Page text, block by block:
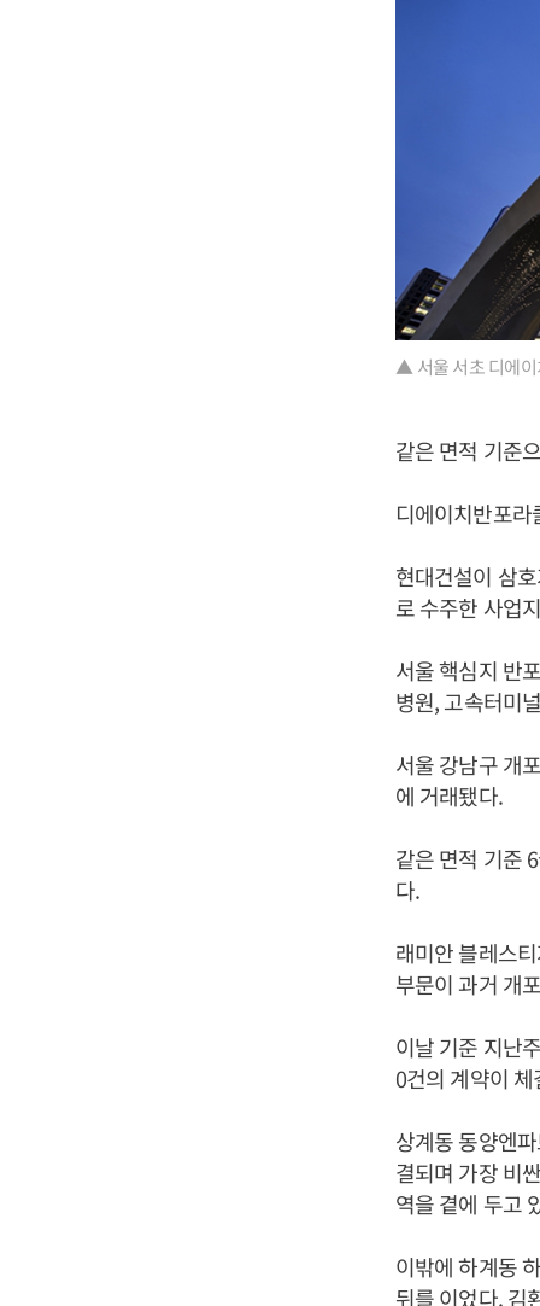
▲ 서울 서초 디에이
같은 면적 기준
디에이치반포
현대건설이 삼
로 수주한 사업
서울 핵심지 반
병원, 고속터미
서울 강남구 개
에 거래됐다.
같은 면적 기준
다.
래미안 블레스
부문이 과거 개
이날 기준 지난
0건의 계약이 체
상계동 동양엔
결되며 가장 비
역을 곁에 두고
이밖에 하계동
뒤를 이었다. 김